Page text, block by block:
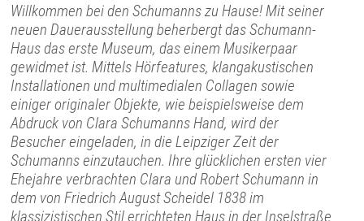
Willkommen bei den Schumanns zu Hause! Mit seiner
neuen Dauerausstellung beherbergt das Schumann-
Haus das erste Museum, das einem Musikerpaar
gewidmet ist. Mittels Hörfeatures, klangakustischen
Installationen und multimedialen Collagen sowie
einiger originaler Objekte, wie beispielsweise dem
Abdruck von Clara Schumanns Hand, wird der
Besucher eingeladen, in die Leipziger Zeit der
Schumanns einzutauchen. Ihre glücklichen ersten vier
Ehejahre verbrachten Clara und Robert Schumann in
dem von Friedrich August Scheidel 1838 im
klassizistischen Stil errichteten Haus in der Inselstraße